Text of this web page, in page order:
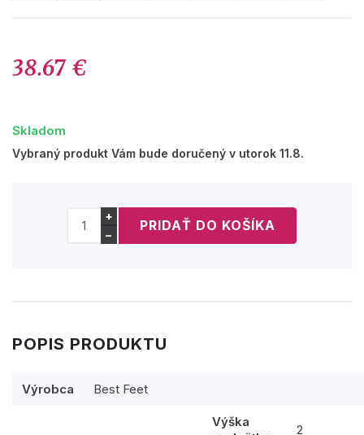
38.67 €
Skladom
Vybraný produkt Vám bude doručený v utorok 11.8.
+
−
POPIS PRODUKTU
Výrobca Best Feet
Výška
2